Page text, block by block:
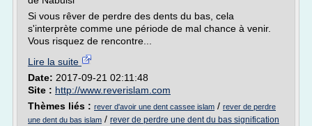
Si vous rêver de perdre des dents du bas, cela
s'interprète comme une période de mal chance à venir.
Vous risquez de rencontre...
Lire la suite
Date: 2017-09-21 02:11:48
Site : http://www.reverislam.com
Thèmes liés : rever d'avoir une dent cassee islam / rever de perdre
une dent du bas islam / rever de perdre une dent du bas signification